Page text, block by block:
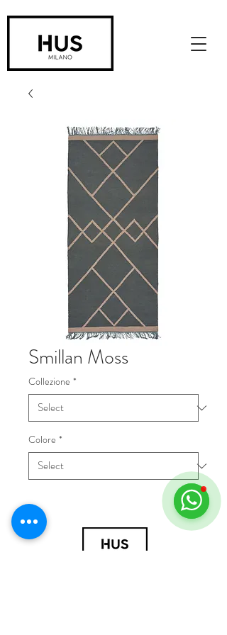
Smillan Moss
Collezione *
Colore *